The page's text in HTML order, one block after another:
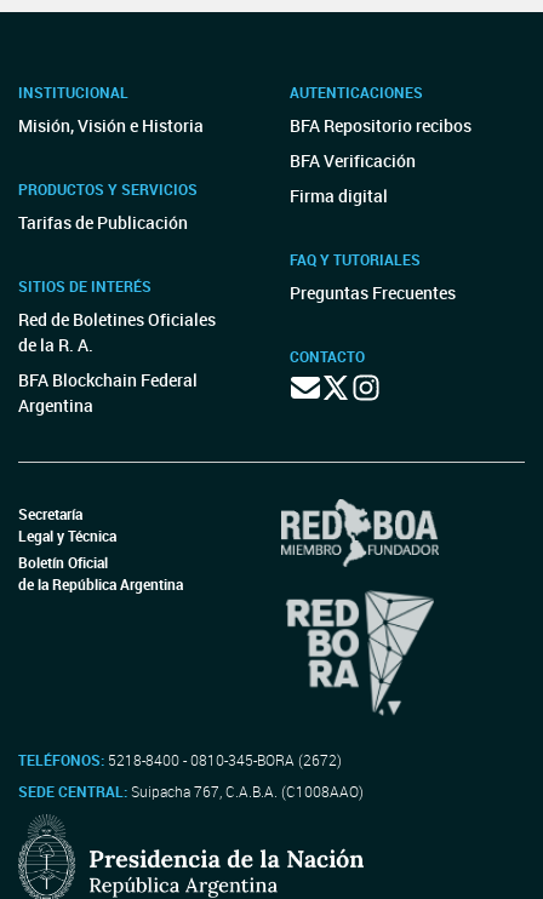
INSTITUCIONAL
Misión, Visión e Historia
PRODUCTOS Y SERVICIOS
Tarifas de Publicación
SITIOS DE INTERÉS
Red de Boletines Oficiales
de la R. A.
BFA Blockchain Federal
Argentina
AUTENTICACIONES
BFA Repositorio recibos
BFA Verificación
Firma digital
FAQ Y TUTORIALES
Preguntas Frecuentes
CONTACTO
Secretaría
Legal y Técnica
Boletín Oficial
de la República Argentina
TELÉFONOS: 5218-8400 - 0810-345-BORA (2672)
SEDE CENTRAL:Suipacha 767, C.A.B.A. (C1008AAO)